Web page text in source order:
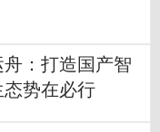
：打造国产智
势在必行